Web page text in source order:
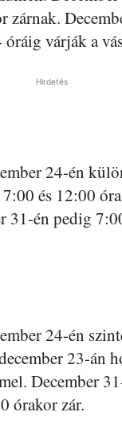
zárnak.
várják a
Hirdetés
24-én
és 12:00
31-én pedig
24-én
23-án
December
órakor zár.